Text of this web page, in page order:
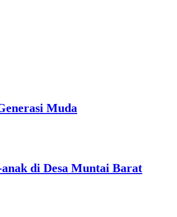
Muda
di Desa Muntai Barat